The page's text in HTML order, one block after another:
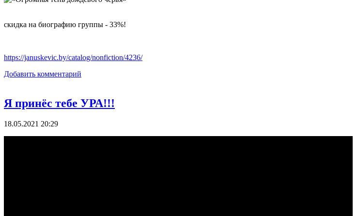
скидка на биографию группы - 33%!
https://januskevic.by/catalog/nonfiction/4236/
Добавить комментарий
Я принёс тебе УРА!!!
18.05.2021 20:29